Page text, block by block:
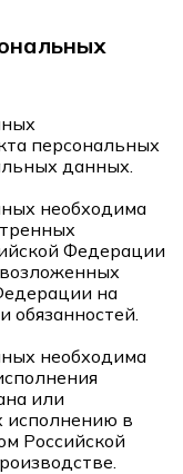
персональных
данных.
необходима
Федерации
на
обязанностей.
необходима
или
исполнению в
Российской